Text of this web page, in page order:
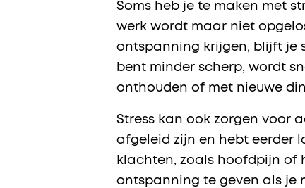
Soms heb je te maken met
werk wordt maar niet
ontspanning krijgen, blijft je
bent minder scherp, wordt
onthouden of met nieuwe
Stress kan ook zorgen voor
afgeleid zijn en hebt eerder
klachten, zoals hoofdpijn of
ontspanning te geven als je